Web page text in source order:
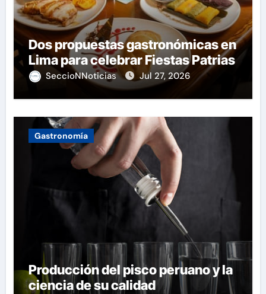
Dos propuestas gastronómicas en
Lima para celebrar Fiestas Patrias
SeccioNNoticias Jul 27, 2026
Gastronomía
Producción del pisco peruano y la
ciencia de su calidad